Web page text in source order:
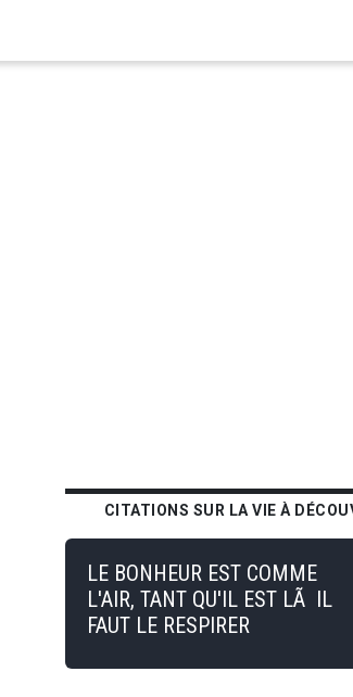
CITATIONS SUR LA VIE À
LE BONHEUR EST COMME
L'AIR, TANT QU'IL EST LÃ IL
FAUT LE RESPIRER